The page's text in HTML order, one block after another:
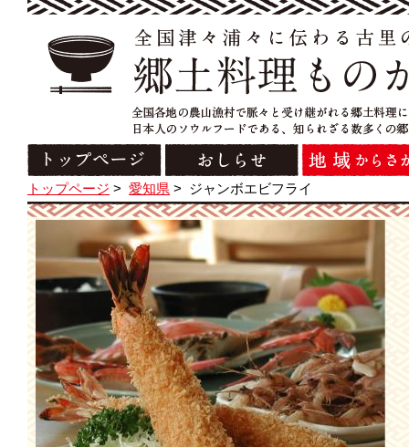
トップページ > 愛知県 > ジャンボエビフライ